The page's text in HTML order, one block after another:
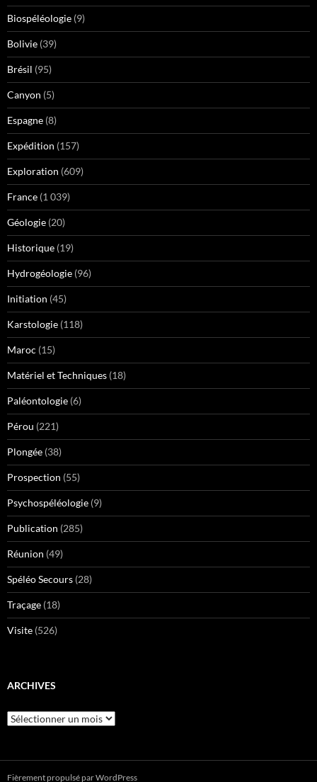
Biospéléologie (9)
Bolivie (39)
Brésil (95)
Canyon (5)
Espagne (8)
Expédition (157)
Exploration (609)
France (1 039)
Géologie (20)
Historique (19)
Hydrogéologie (96)
Initiation (45)
Karstologie (118)
Maroc (15)
Matériel et Techniques (18)
Paléontologie (6)
Pérou (221)
Plongée (38)
Prospection (55)
Psychospéléologie (9)
Publication (285)
Réunion (49)
Spéléo Secours (28)
Traçage (18)
Visite (526)
ARCHIVES
Archives
Fièrement propulsé par WordPress